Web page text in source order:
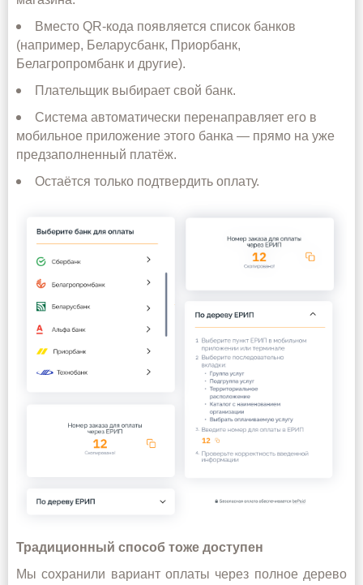
Вместо QR‑кода появляется список банков
(например, Беларусбанк, Приорбанк,
Белагропромбанк и другие).
Плательщик выбирает свой банк.
Система автоматически перенаправляет его в
мобильное приложение этого банка — прямо на уже
предзаполненный платёж.
Остаётся только подтвердить оплату.
Традиционный способ тоже доступен
Мы сохранили вариант оплаты через полное дерево